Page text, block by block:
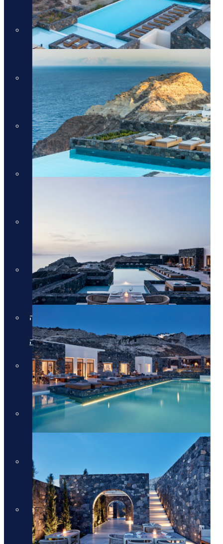
מלונות יוקרה באתונה
מלונות יוקרה בקפריסין
מלונות יוקרה בקוסטה נברינו
מלונות יוקרה בקוסטה נברינו
מלונות יוקרה במיקונוס
מלונות יוקרה במיקונוס
מלונות יוקרה בסנטוריני
מלונות יוקרה בחלקידיקי
מלונות יוקרה ברודוס
מלונות יוקרה ברודוס
מלונות יוקרה בריביירה של אתונה
מלונות יוקרה בריביירה של אתונה
מלונות יוקרה ביוון היבשתית
מלונות יוקרה ביוון היבשתית
מלונות יוקרה באוסטריה
מלונות יוקרה בתאילנד
מלונות יוקרה בתאילנד